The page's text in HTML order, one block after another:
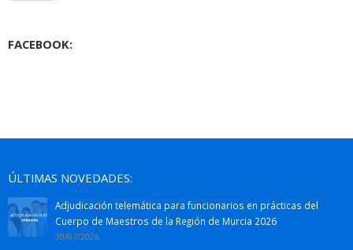
FACEBOOK:
ÚLTIMAS NOVEDADES:
Adjudicación telemática para funcionarios en prácticas del
Cuerpo de Maestros de la Región de Murcia 2026
30/07/2026